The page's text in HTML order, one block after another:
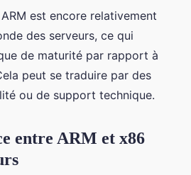
est encore relativement
des serveurs, ce qui
de maturité par rapport à
peut se traduire par des
ou de support technique.
entre ARM et x86